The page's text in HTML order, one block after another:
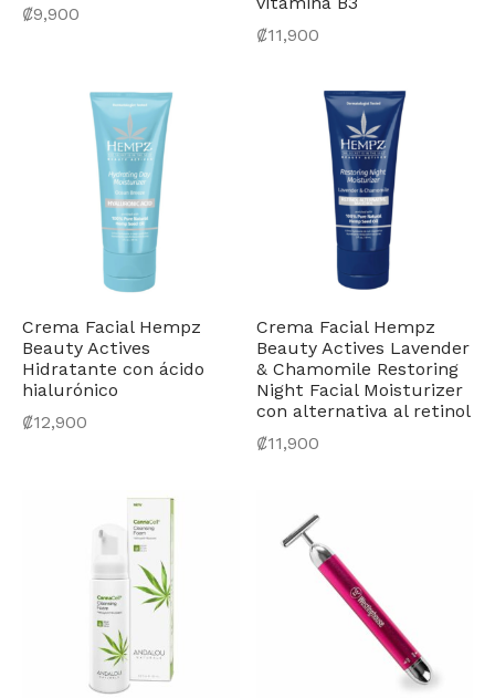
₡9,900
₡11,900
Crema Facial Hempz
Beauty Actives
Hidratante con ácido
hialurónico
₡12,900
Crema Facial Hempz
Beauty Actives Lavender
& Chamomile Restoring
Night Facial Moisturizer
con alternativa al retinol
₡11,900